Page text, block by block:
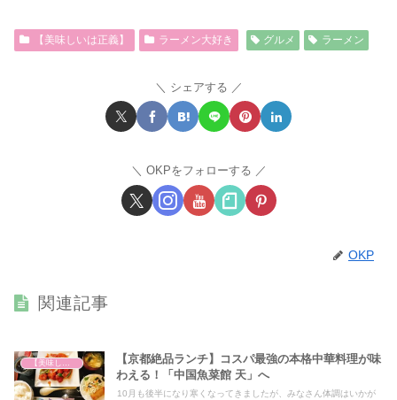
【美味しいは正義】 ラーメン大好き グルメ ラーメン
シェアする
OKPをフォローする
OKP
関連記事
【京都絶品ランチ】コスパ最強の本格中華料理が味
わえる！「中国魚菜館 天」へ
10月も後半になり寒くなってきましたが、みなさん体調はいかが